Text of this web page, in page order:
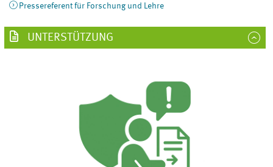
Pressereferent für Forschung und Lehre
UNTERSTÜTZUNG